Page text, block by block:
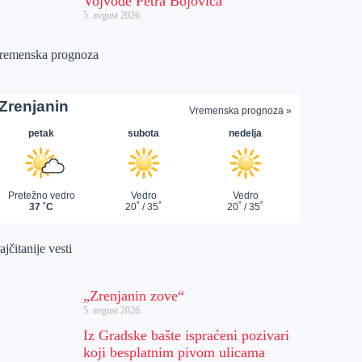
5. avgust 2026.
prognoza
vesti
„Zrenjanin zove“
5. avgust 2026.
Iz Gradske bašte ispraćeni pozivari
koji besplatnim pivom ulicama